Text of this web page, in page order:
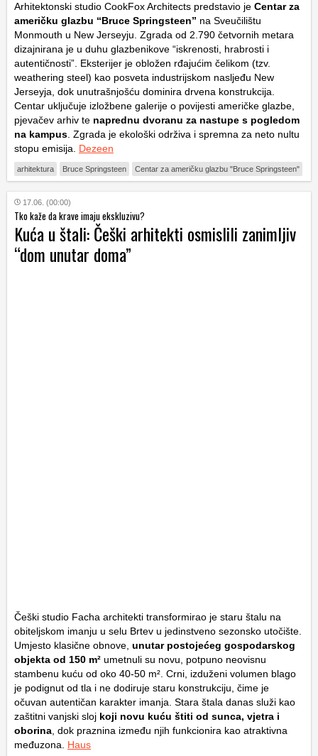
Arhitektonski studio CookFox Architects predstavio je Centar za
američku glazbu “Bruce Springsteen” na Sveučilištu
Monmouth u New Jerseyju. Zgrada od 2.790 četvornih metara
dizajnirana je u duhu glazbenikove “iskrenosti, hrabrosti i
autentičnosti”. Eksterijer je obložen rđajućim čelikom (tzv.
weathering steel) kao posveta industrijskom nasljeđu New
Jerseyja, dok unutrašnjošću dominira drvena konstrukcija.
Centar uključuje izložbene galerije o povijesti američke glazbe,
pjevačev arhiv te naprednu dvoranu za nastupe s pogledom
na kampus . Zgrada je ekološki održiva i spremna za neto nultu
stopu emisija. Dezeen
arhitektura Bruce Springsteen Centar za američku glazbu "Bruce Springsteen"
17.06. (00:00)
Tko kaže da krave imaju ekskluzivu?
Kuća u štali: Češki arhitekti osmislili zanimljiv
“dom unutar doma”
Češki studio Facha architekti transformirao je staru štalu na
obiteljskom imanju u selu Brtev u jedinstveno sezonsko utočište.
Umjesto klasične obnove, unutar postojećeg gospodarskog
objekta od 150 m² umetnuli su novu, potpuno neovisnu
stambenu kuću od oko 40-50 m². Crni, izduženi volumen blago
je podignut od tla i ne dodiruje staru konstrukciju, čime je
očuvan autentičan karakter imanja. Stara štala danas služi kao
zaštitni vanjski sloj koji novu kuću štiti od sunca, vjetra i
oborina , dok praznina između njih funkcionira kao atraktivna
međuzona. Haus